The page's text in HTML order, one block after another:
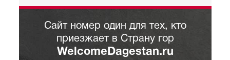
Сайт номер один для тех, кто
приезжает в Страну гор
WelcomeDagestan.ru